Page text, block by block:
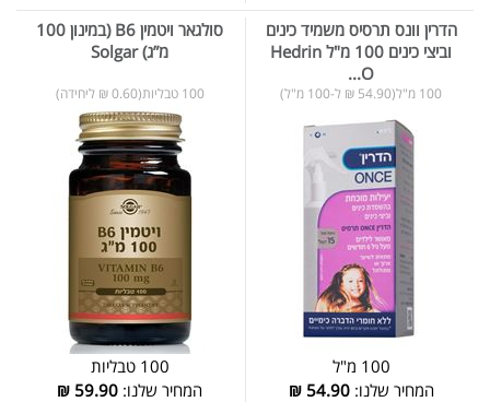
הדרין וונס תרסיס משמיד כינים
וביצי כינים 100 מ"ל Hedrin
O...
100 מ"ל(54.90 ₪ ל-100 מ"ל)
100 מ"ל
המחיר שלנו:54.90
₪
סולגאר ויטמין B6 (במינון 100
מ”ג) Solgar
100 טבליות(0.60 ₪ ליחידה)
100 טבליות
המחיר שלנו: 59.90
₪